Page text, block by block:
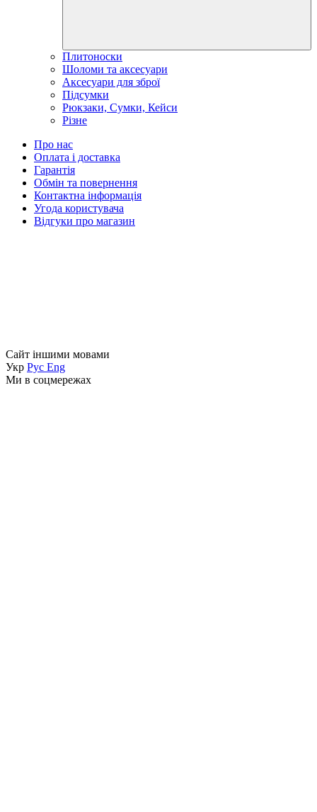
Плитоноски
Шоломи та аксесуари
Аксесуари для зброї
Підсумки
Рюкзаки, Cумки, Кейси
Різне
Про нас
Оплата і доставка
Гарантія
Обмін та повернення
Контактна інформація
Угода користувача
Відгуки про магазин
Сайт іншими мовами
Укр Рус Eng
Ми в соцмережах